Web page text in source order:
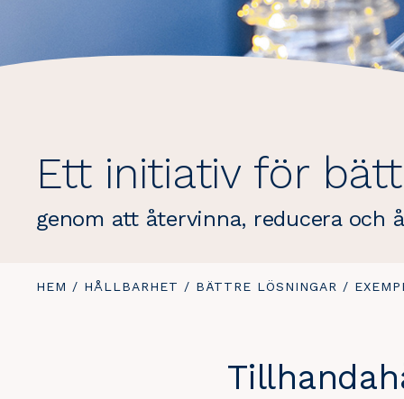
Ett initiativ för
genom att återvinna, reducera och
DU
HEM / HÅLLBARHET / BÄTTRE LÖSNINGAR /